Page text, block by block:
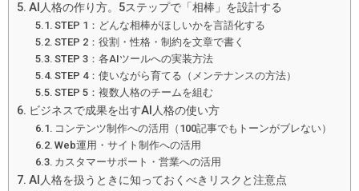
AI人格の作り方。5ステップで「相棒」を設計する
STEP 1：どんな相棒がほしいかを言語化する
STEP 2：役割・性格・制約を文章で書く
STEP 3：各AIツールへの実装方法
STEP 4：使いながら育てる（メンテナンスの方法）
STEP 5：複数人格のチームを組む
ビジネスで成果を出すAI人格の使い方
コンテンツ制作への活用（100記事でもトーンがブレない）
Web運用・サイト制作への活用
カスタマーサポート・営業への活用
AI人格を扱うときに知っておくべきリスクと注意点